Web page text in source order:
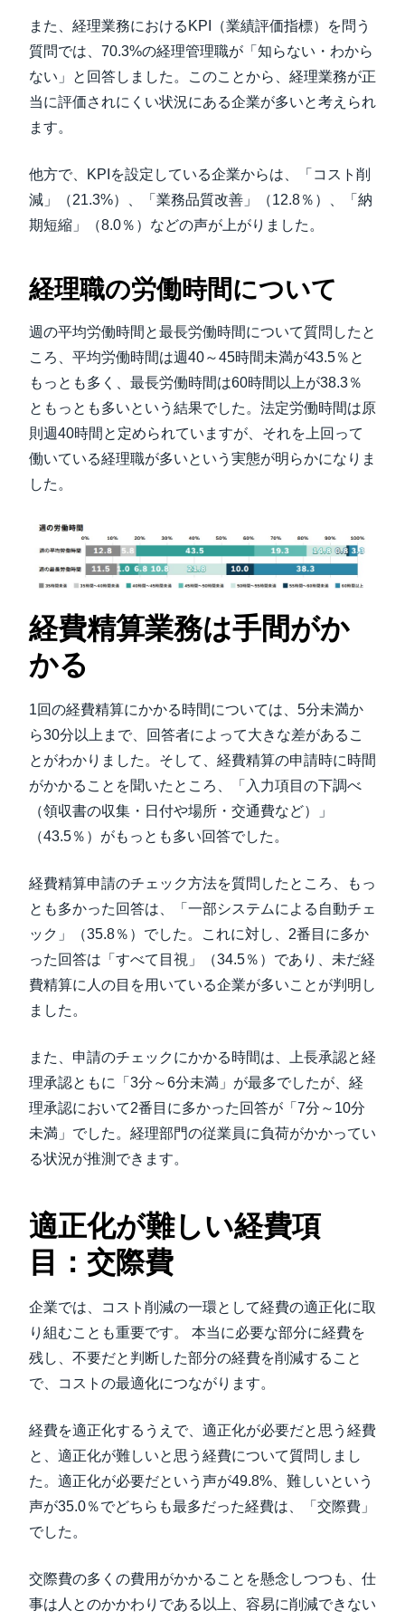
また、経理業務におけるKPI（業績評価指標）を問う
質問では、70.3%の経理管理職が「知らない・わから
ない」と回答しました。このことから、経理業務が正
当に評価されにくい状況にある企業が多いと考えられ
ます。
他方で、KPIを設定している企業からは、「コスト削
減」（21.3%）、「業務品質改善」（12.8％）、「納
期短縮」（8.0％）などの声が上がりました。
経理職の労働時間について
週の平均労働時間と最長労働時間について質問したと
ころ、平均労働時間は週40～45時間未満が43.5％と
もっとも多く、最長労働時間は60時間以上が38.3％
ともっとも多いという結果でした。法定労働時間は原
則週40時間と定められていますが、それを上回って
働いている経理職が多いという実態が明らかになりま
した。
経費精算業務は手間がか
かる
1回の経費精算にかかる時間については、5分未満か
ら30分以上まで、回答者によって大きな差があるこ
とがわかりました。そして、経費精算の申請時に時間
がかかることを聞いたところ、「入力項目の下調べ
（領収書の収集・日付や場所・交通費など）」
（43.5％）がもっとも多い回答でした。
経費精算申請のチェック方法を質問したところ、もっ
とも多かった回答は、「一部システムによる自動チェ
ック」（35.8％）でした。これに対し、2番目に多か
った回答は「すべて目視」（34.5％）であり、未だ経
費精算に人の目を用いている企業が多いことが判明し
ました。
また、申請のチェックにかかる時間は、上長承認と経
理承認ともに「3分～6分未満」が最多でしたが、経
理承認において2番目に多かった回答が「7分～10分
未満」でした。経理部門の従業員に負荷がかかってい
る状況が推測できます。
適正化が難しい経費項
目：交際費
企業では、コスト削減の一環として経費の適正化に取
り組むことも重要です。 本当に必要な部分に経費を
残し、不要だと判断した部分の経費を削減すること
で、コストの最適化につながります。
経費を適正化するうえで、適正化が必要だと思う経費
と、適正化が難しいと思う経費について質問しまし
た。適正化が必要だという声が49.8%、難しいという
声が35.0％でどちらも最多だった経費は、「交際費」
でした。
交際費の多くの費用がかかることを懸念しつつも、仕
事は人とのかかわりである以上、容易に削減できない